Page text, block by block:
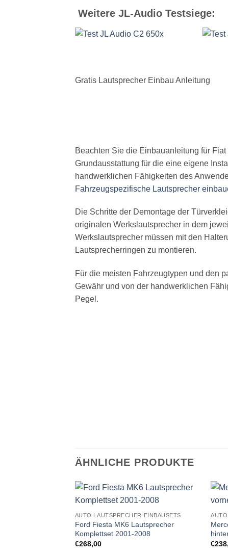
Weitere JL-Audio Testsiege:
Gratis Lautsprecher Einbau Anleitung
Beachten Sie die Einbauanleitung für
Grundausstattung für die eine eigene
handwerklichen Fähigkeiten des
Fahrzeugspezifische Lautsprecher
Die Schritte der Demontage der
originalen Werkslautsprecher in dem
Werkslautsprecher müssen mit den
Lautsprecherringen zu montieren.
Für die meisten Fahrzeugtypen und den
Gewähr und von der handwerklichen
Pegel.
ÄHNLICHE PRODUKTE
Wunschliste
hinzufügen
AUTO LAUTSPRECHER EINBAUSETS
Ford Fiesta MK6 Lautsprecher
Komplettset 2001-2008
€268,00
€